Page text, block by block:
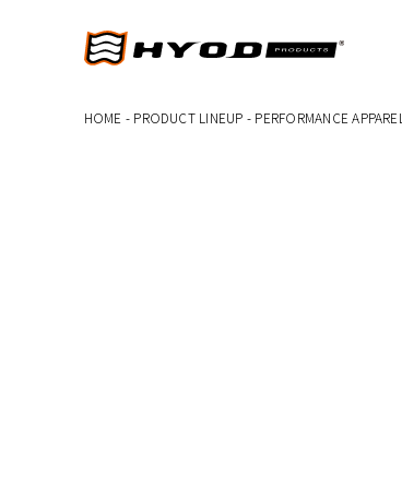
HOME - PRODUCT LINEUP - PERFORMANCE APPAREL